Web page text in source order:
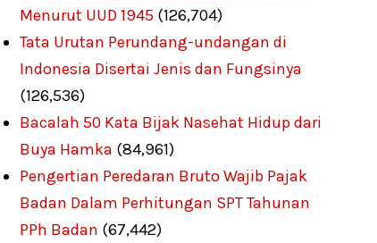
Menurut UUD 1945 (126,704)
Tata Urutan Perundang-undangan di
Indonesia Disertai Jenis dan Fungsinya
(126,536)
Bacalah 50 Kata Bijak Nasehat Hidup dari
Buya Hamka (84,961)
Pengertian Peredaran Bruto Wajib Pajak
Badan Dalam Perhitungan SPT Tahunan
PPh Badan (67,442)